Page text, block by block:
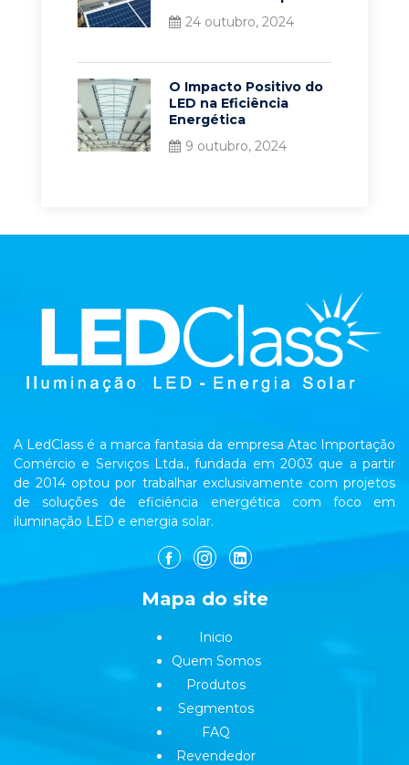
24 outubro, 2024
O Impacto Positivo do
LED na Eficiência
Energética
9 outubro, 2024
A LedClass é a marca fantasia da empresa Atac Importação
Comércio e Serviços Ltda., fundada em 2003 que a partir
de 2014 optou por trabalhar exclusivamente com projetos
de soluções de eficiência energética com foco em
iluminação LED e energia solar.
Mapa do site
Inicio
Quem Somos
Produtos
Segmentos
FAQ
Revendedor